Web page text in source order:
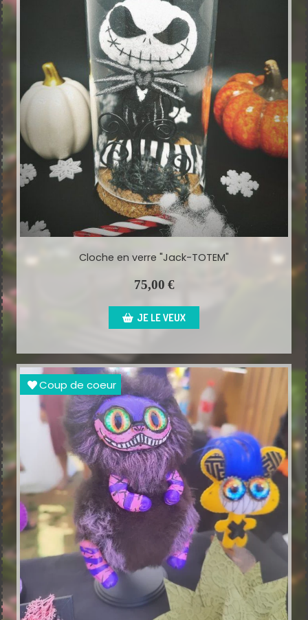
Cloche en verre "Jack-TOTEM"
75,00 €
JE LE VEUX
Coup de coeur